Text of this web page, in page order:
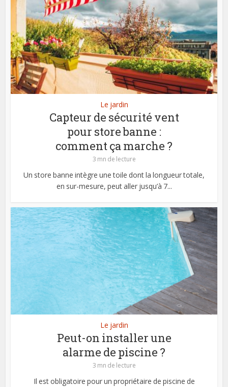
Le jardin
Capteur de sécurité vent
pour store banne :
comment ça marche ?
3 mn de lecture
Un store banne intègre une toile dont la longueur totale,
en sur-mesure, peut aller jusqu’à 7...
Le jardin
Peut-on installer une
alarme de piscine ?
3 mn de lecture
Il est obligatoire pour un propriétaire de piscine de